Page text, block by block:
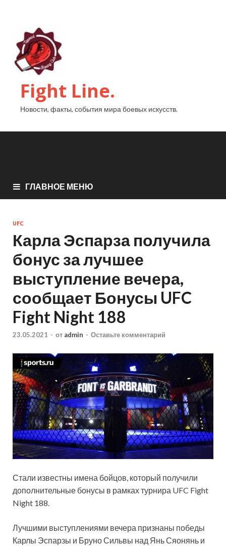
Fight Line.
Новости, факты, события мира боевых искусств.
ГЛАВНОЕ МЕНЮ
UFC
Карла Эспарза получила
бонус за лучшее
выступление вечера,
сообщает Бонусы UFC
Fight Night 188
23.05.2021 - от admin - Оставьте комментарий
Стали известны имена бойцов, который получили
дополнительные бонусы в рамках турнира UFC Fight
Night 188.
Лучшими выступлениями вечера признаны победы
Карлы Эспарзы и Бруно Сильвы над Янь Сяонянь и